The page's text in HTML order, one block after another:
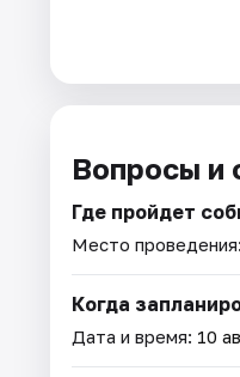
Вопросы и
Где пройдет
Место проведения:
Когда
Дата и время: 10